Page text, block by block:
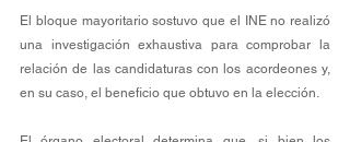
El bloque mayoritario sostuvo que el INE no realizó
una investigación exhaustiva para comprobar la
relación de las candidaturas con los acordeones y,
en su caso, el beneficio que obtuvo en la elección.